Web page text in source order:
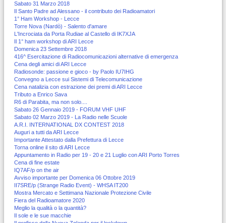
Sabato 31 Marzo 2018
Il Santo Padre ad Alessano - il contributo dei Radioamatori
1° Ham Workshop - Lecce
Torre Nova (Nardò) - Salento d'amare
L'Incrociata da Porta Rudiae al Castello di IK7XJA
Il 1° ham workshop di ARI Lecce
Domenica 23 Settembre 2018
416^ Esercitazione di Radiocomunicazioni alternative di emergenza
Cena degli amici di ARI Lecce
Radiosonde: passione e gioco - by Paolo IU7IHG
Convegno a Lecce sui Sistemi di Telecomunicazione
Cena natalizia con estrazione dei premi di ARI Lecce
Tributo a Enrico Sava
R6 di Parabita, ma non solo....
Sabato 26 Gennaio 2019 - FORUM VHF UHF
Sabato 02 Marzo 2019 - La Radio nelle Scuole
A.R.I. INTERNATIONAL DX CONTEST 2018
Auguri a tutti da ARI Lecce
Importante Attestato dalla Prefettura di Lecce
Torna online il sito di ARI Lecce
Appuntamento in Radio per 19 - 20 e 21 Luglio con ARI Porto Torres
Cena di fine estate
IQ7AF/p on the air
Avviso importante per Domenica 06 Ottobre 2019
II7SRE/p (Strange Radio Event) - WHSA IT200
Mostra Mercato e Settimana Nazionale Protezione Civile
Fiera del Radioamatore 2020
Meglio la qualità o la quantità?
Il sole e le sue macchie